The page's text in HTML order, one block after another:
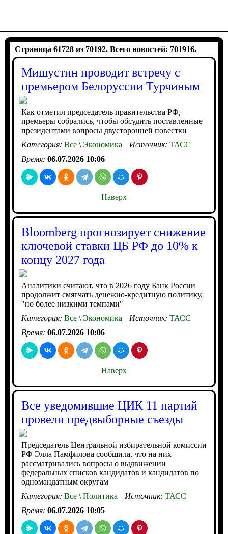
Страница 61728 из 70192. Всего новостей: 701916.
Мишустин проводит встречу с
премьером Белоруссии Турчиным
Как отметил председатель правительства РФ,
премьеры собрались, чтобы обсудить поставленные
президентами вопросы двусторонней повестки
Категория: Все\Экономика Источник: ТАСС
Время: 06.07.2026 10:06
Наверх
Bloomberg прогнозирует снижение
ключевой ставки ЦБ РФ до 10% к
концу 2027 года
Аналитики считают, что в 2026 году Банк России
продолжит смягчать денежно-кредитную политику,
"но более низкими темпами"
Категория: Все\Экономика Источник: ТАСС
Время: 06.07.2026 10:06
Наверх
Все уведомившие ЦИК 11 партий
провели предвыборные съезды
Председатель Центральной избирательной комиссии
РФ Элла Памфилова сообщила, что на них
рассматривались вопросы о выдвижении
федеральных списков кандидатов и кандидатов по
одномандатным округам
Категория: Все\Политика Источник: ТАСС
Время: 06.07.2026 10:05